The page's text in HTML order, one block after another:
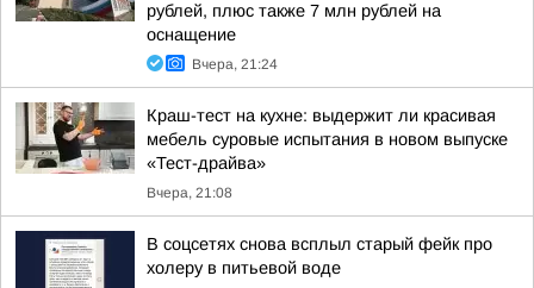
рублей, плюс также 7 млн рублей на
оснащение
Вчера, 21:24
Краш-тест на кухне: выдержит ли красивая
мебель суровые испытания в новом выпуске
«Тест-драйва»
Вчера, 21:08
В соцсетях снова всплыл старый фейк про
холеру в питьевой воде